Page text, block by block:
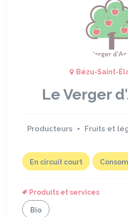
Bézu-Saint-
Le Verger
Producteurs Fruits et
En circuit court
Produits et services
Bio